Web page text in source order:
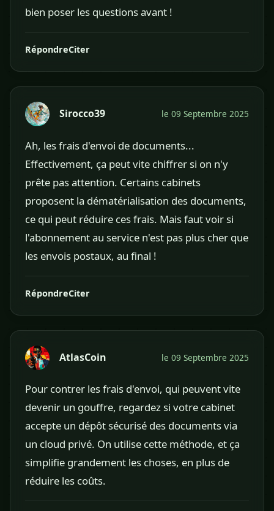
bien poser les questions avant !
RépondreCiter
Sirocco39 le 09 Septembre 2025
Ah, les frais d'envoi de documents...
Effectivement, ça peut vite chiffrer si on n'y
prête pas attention. Certains cabinets
proposent la dématérialisation des documents,
ce qui peut réduire ces frais. Mais faut voir si
l'abonnement au service n'est pas plus cher que
les envois postaux, au final !
RépondreCiter
AtlasCoin le 09 Septembre 2025
Pour contrer les frais d'envoi, qui peuvent vite
devenir un gouffre, regardez si votre cabinet
accepte un dépôt sécurisé des documents via
un cloud privé. On utilise cette méthode, et ça
simplifie grandement les choses, en plus de
réduire les coûts.